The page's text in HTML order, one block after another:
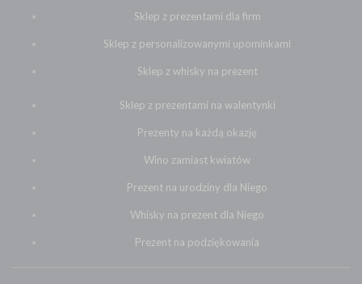
Sklep z prezentami dla firm
Sklep z personalizowanymi upominkami
Sklep z whisky na prezent
Sklep z prezentami na walentynki
Prezenty na każdą okazję
Wino zamiast kwiatów
Prezent na urodziny dla Niego
Whisky na prezent dla Niego
Prezent na podziękowania